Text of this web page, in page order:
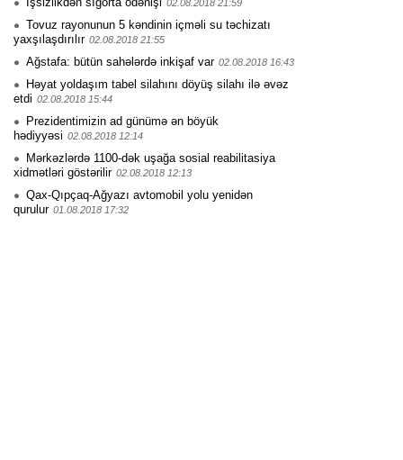
02.08.2018 21:59
Tovuz rayonunun 5 kəndinin içməli su təchizatı
yaxşılaşdırılır 02.08.2018 21:55
Ağstafa: bütün sahələrdə inkişaf var 02.08.2018 16:43
Həyat yoldaşım tabel silahını döyüş silahı ilə əvəz
etdi 02.08.2018 15:44
Prezidentimizin ad günümə ən böyük
hədiyyəsi 02.08.2018 12:14
Mərkəzlərdə 1100-dək uşağa sosial reabilitasiya
xidmətləri göstərilir 02.08.2018 12:13
Qax-Qıpçaq-Ağyazı avtomobil yolu yenidən
qurulur 01.08.2018 17:32